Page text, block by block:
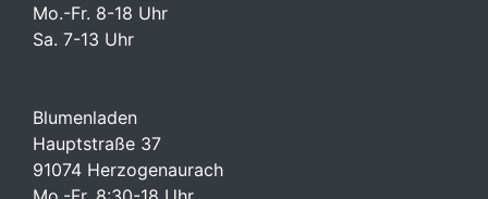
Mo.-Fr. 8-18 Uhr
Sa. 7-13 Uhr
Blumenladen
Hauptstraße 37
91074 Herzogenaurach